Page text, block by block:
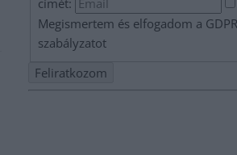
Megismertem és elfogadom a
szabályzatot